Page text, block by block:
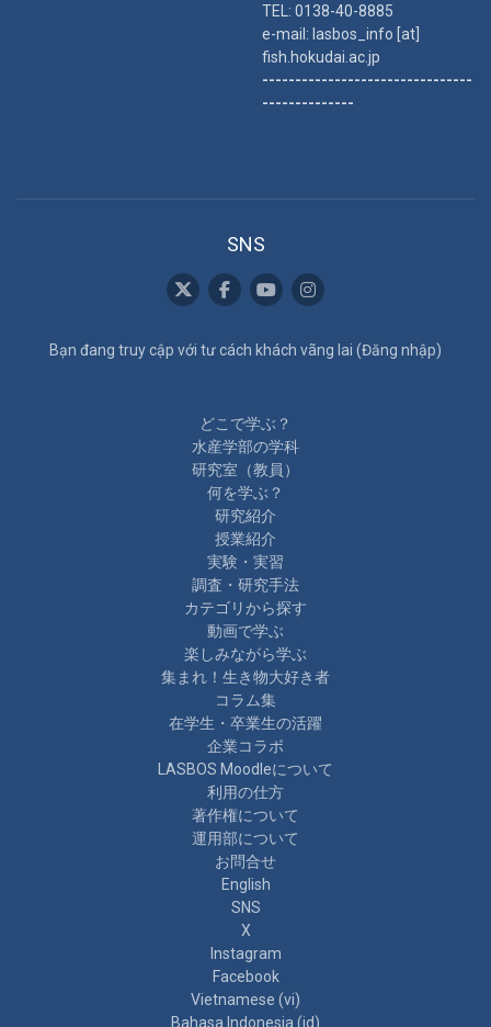
TEL: 0138-40-8885
e-mail: lasbos_info [at]
fish.hokudai.ac.jp
--------------------------------
--------------
SNS
Bạn đang truy cập với tư cách khách vãng lai (Đăng nhập)
どこで学ぶ？
水産学部の学科
研究室（教員）
何を学ぶ？
研究紹介
授業紹介
実験・実習
調査・研究手法
カテゴリから探す
動画で学ぶ
楽しみながら学ぶ
集まれ！生き物大好き者
コラム集
在学生・卒業生の活躍
企業コラボ
LASBOS Moodleについて
利用の仕方
著作権について
運用部について
お問合せ
English
SNS
X
Instagram
Facebook
Vietnamese ‎(vi)‎
Bahasa Indonesia ‎(id)‎